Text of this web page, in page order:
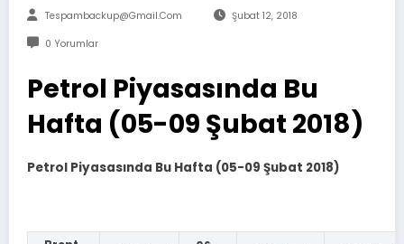
Tespambackup@gmail.com Şubat 12, 2018
0 Yorumlar
Petrol Piyasasında Bu
Hafta (05-09 Şubat 2018)
Petrol Piyasasında Bu Hafta (05-09 Şubat 2018)